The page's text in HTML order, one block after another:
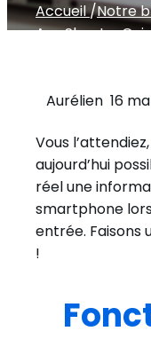
Accueil/Notre
AppSheet –
Aurélien 16
Vous
aujourd’hui
réel une
smartphone
entrée.
!